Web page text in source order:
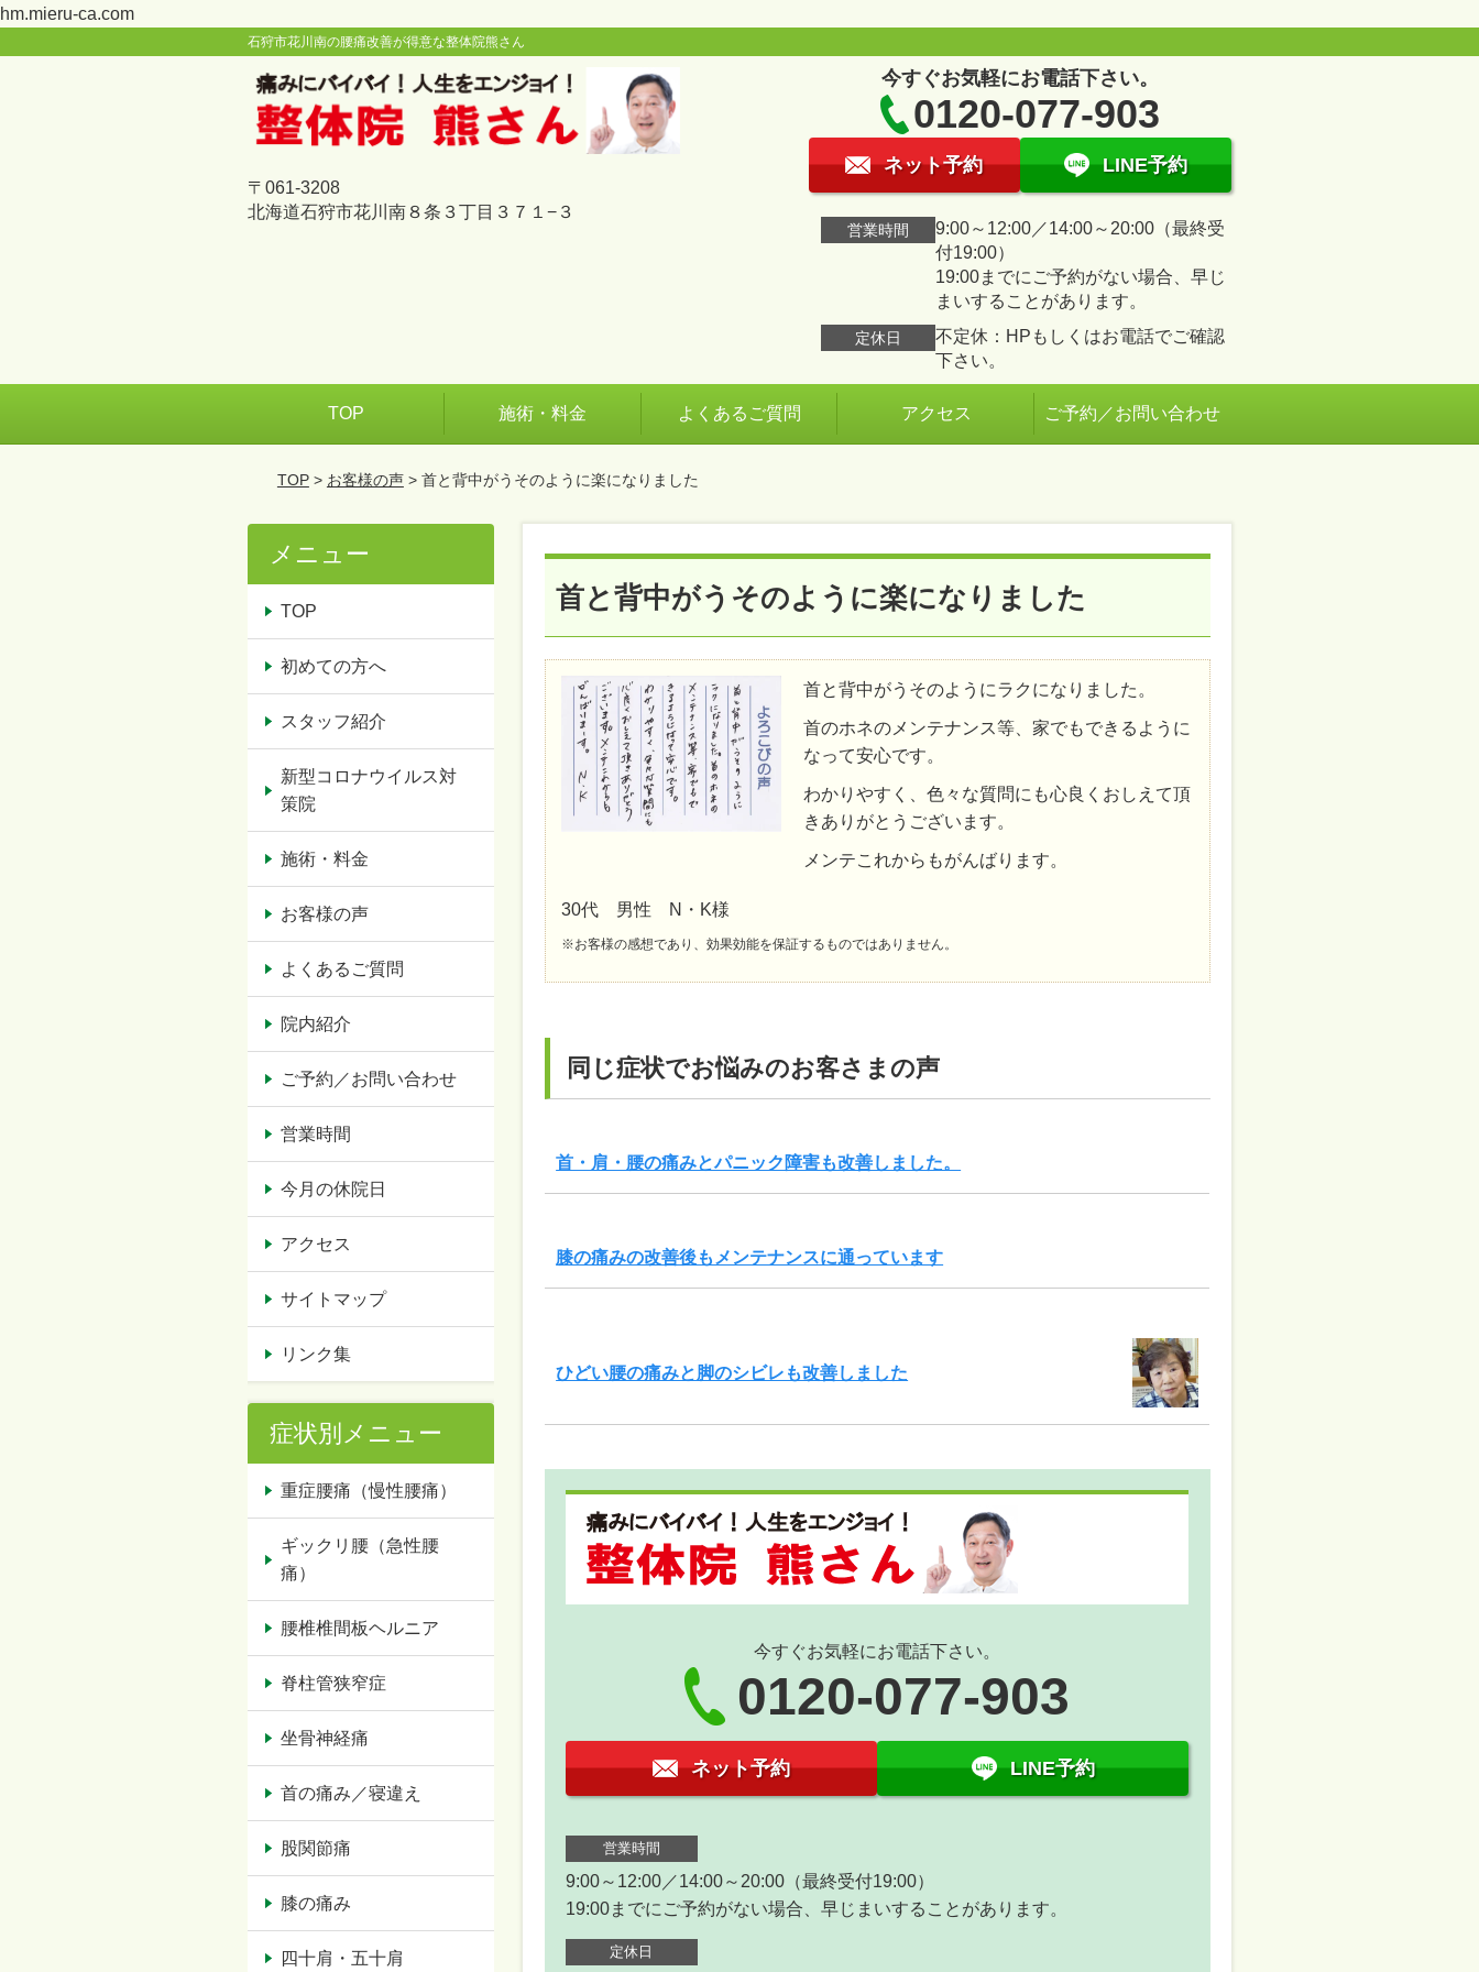
hm.mieru-ca.com
石狩市花川南の腰痛改善が得意な整体院熊さん
〒061-3208
北海道石狩市花川南８条３丁目３７１−３
今すぐお気軽にお電話下さい。
0120-077-903
ネット予約 LINE予約
営業時間
9:00～12:00／14:00～20:00（最終受
付19:00）
19:00までにご予約がない場合、早じ
まいすることがあります。
定休日
不定休：HPもしくはお電話でご確認
下さい。
TOP 施術・料金 よくあるご質問 アクセス ご予約／お問い合わせ
TOP> お客様の声> 首と背中がうそのように楽になりました
首と背中がうそのように楽になりました
首と背中がうそのようにラクになりました。
首のホネのメンテナンス等、家でもできるように
なって安心です。
わかりやすく、色々な質問にも心良くおしえて頂
きありがとうございます。
メンテこれからもがんばります。
30代 男性 N・K様
※お客様の感想であり、効果効能を保証するものではありません。
同じ症状でお悩みのお客さまの声
首・肩・腰の痛みとパニック障害も改善しました。
膝の痛みの改善後もメンテナンスに通っています
ひどい腰の痛みと脚のシビレも改善しました
今すぐお気軽にお電話下さい。
0120-077-903
ネット予約 LINE予約
営業時間
9:00～12:00／14:00～20:00（最終受付19:00）
19:00までにご予約がない場合、早じまいすることがあります。
定休日
メニュー
TOP
初めての方へ
スタッフ紹介
新型コロナウイルス対
策院
施術・料金
お客様の声
よくあるご質問
院内紹介
ご予約／お問い合わせ
営業時間
今月の休院日
アクセス
サイトマップ
リンク集
症状別メニュー
重症腰痛（慢性腰痛）
ギックリ腰（急性腰
痛）
腰椎椎間板ヘルニア
脊柱管狭窄症
坐骨神経痛
首の痛み／寝違え
股関節痛
膝の痛み
四十肩・五十肩